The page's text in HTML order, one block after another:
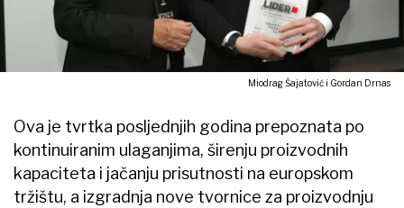
Miodrag Šajatović i Gordan Drnas
Ova je tvrtka posljednjih godina prepoznata po
kontinuiranim ulaganjima, širenju proizvodnih
kapaciteta i jačanju prisutnosti na europskom
tržištu, a izgradnja nove tvornice za proizvodnju